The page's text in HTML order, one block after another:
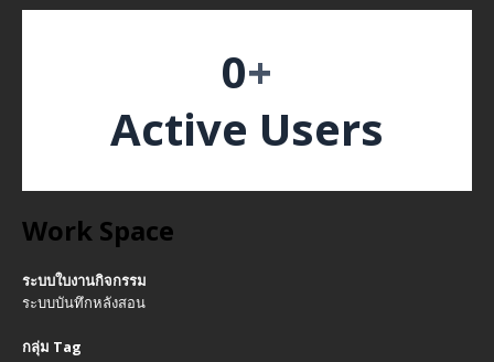
0+
Active Users
Work Space
ระบบใบงานกิจกรรม
ระบบบันทึกหลังสอน
กลุ่ม Tag